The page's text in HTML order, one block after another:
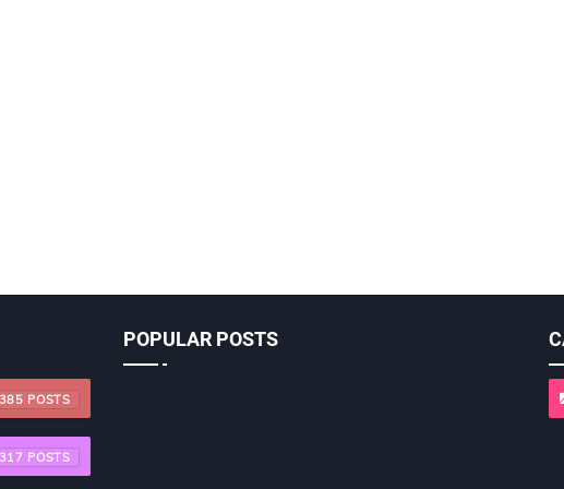
385
317
POPULAR POSTS